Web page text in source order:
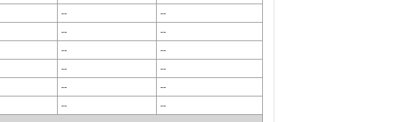
--
--
--
--
--
--
--
--
--
--
--
--